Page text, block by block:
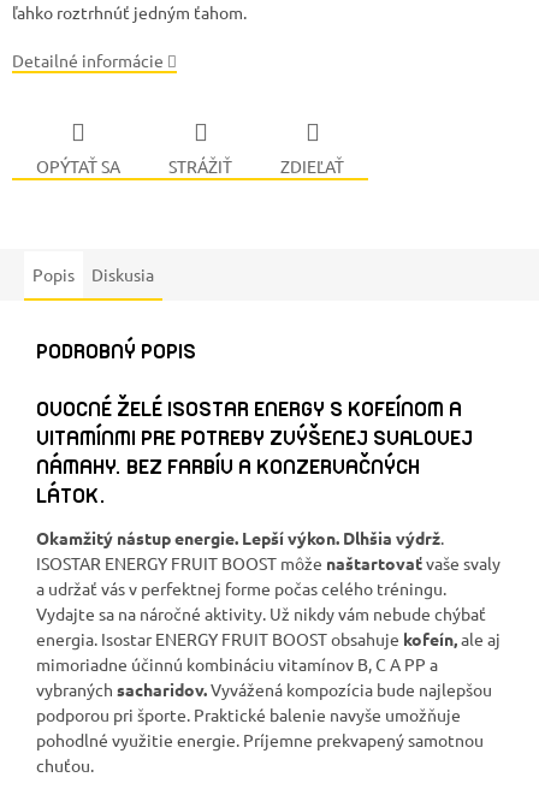
ľahko roztrhnúť jedným ťahom.
Detailné informácie
OPÝTAŤ SA STRÁŽIŤ ZDIEĽAŤ
Popis Diskusia
PODROBNÝ POPIS
OVOCNÉ ŽELÉ ISOSTAR ENERGY S KOFEÍNOM A
VITAMÍNMI PRE POTREBY ZVÝŠENEJ SVALOVEJ
NÁMAHY. BEZ FARBÍV A KONZERVAČNÝCH
LÁTOK.
Okamžitý nástup energie. Lepší výkon. Dlhšia výdrž.
ISOSTAR ENERGY FRUIT BOOST môže naštartovaťvaše svaly
a udržať vás v perfektnej forme počas celého tréningu.
Vydajte sa na náročné aktivity. Už nikdy vám nebude chýbať
energia. Isostar ENERGY FRUIT BOOST obsahuje kofeín,ale aj
mimoriadne účinnú kombináciu vitamínov B, C A PP a
vybraných sacharidov.Vyvážená kompozícia bude najlepšou
podporou pri športe. Praktické balenie navyše umožňuje
pohodlné využitie energie. Príjemne prekvapený samotnou
chuťou.